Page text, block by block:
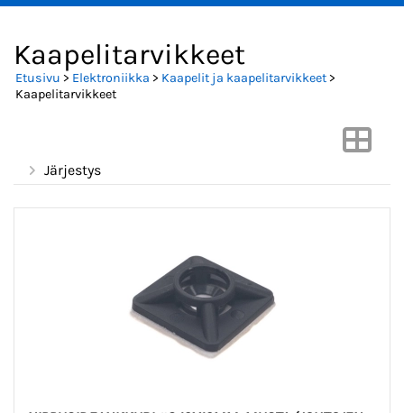
Kaapelitarvikkeet
Etusivu > Elektroniikka > Kaapelit ja kaapelitarvikkeet>
Kaapelitarvikkeet
Järjestys